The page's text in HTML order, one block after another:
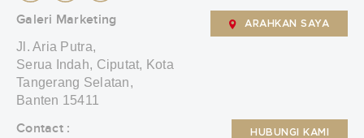
Galeri Marketing
Jl. Aria Putra,
Serua Indah, Ciputat, Kota
Tangerang Selatan,
Banten 15411
ARAHKAN SAYA
Contact : HUBUNGI KAMI